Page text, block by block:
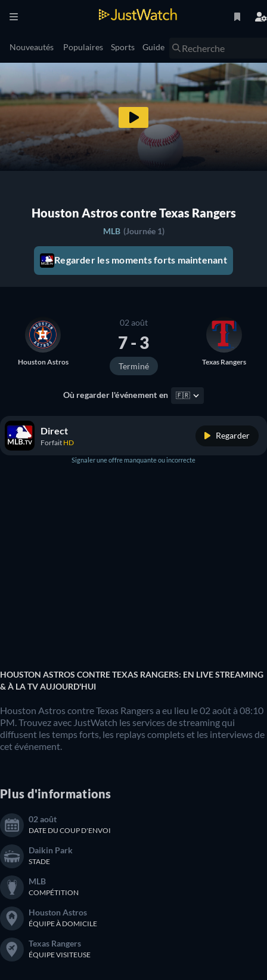
Nouveautés Populaires Sports Guide
Houston Astros contre Texas Rangers
MLB (Journée 1)
Regarder les moments forts maintenant
Houston Astros
02 août
7 - 3
Terminé Texas Rangers
Où regarder l'événement en 🇫🇷
Direct
Forfait HD
Regarder
Signaler une offre manquante ou incorrecte
HOUSTON ASTROS CONTRE TEXAS RANGERS: EN LIVE STREAMING
& À LA TV AUJOURD'HUI
Houston Astros contre Texas Rangers a eu lieu le 02 août à 08:10
PM. Trouvez avec JustWatch les services de streaming qui
diffusent les temps forts, les replays complets et les interviews de
cet événement.
Plus d'informations
02 août
DATE DU COUP D'ENVOI
Daikin Park
STADE
MLB
COMPÉTITION
Houston Astros
ÉQUIPE À DOMICILE
Texas Rangers
ÉQUIPE VISITEUSE